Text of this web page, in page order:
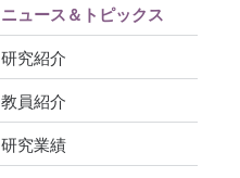
ニュース＆トピックス
研究紹介
教員紹介
研究業績